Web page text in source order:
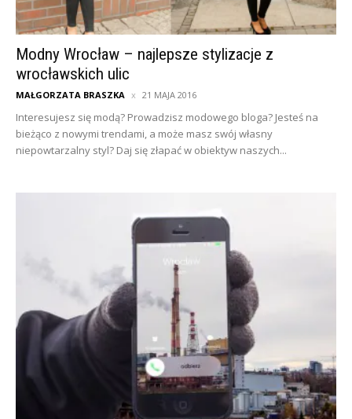
Modny Wrocław – najlepsze stylizacje z
wrocławskich ulic
MAŁGORZATA BRASZKA 21 MAJA 2016
Interesujesz się modą? Prowadzisz modowego bloga? Jesteś na
bieżąco z nowymi trendami, a może masz swój własny
niepowtarzalny styl? Daj się złapać w obiektyw naszych...